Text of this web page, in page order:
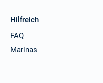
Hilfreich
FAQ
Marinas